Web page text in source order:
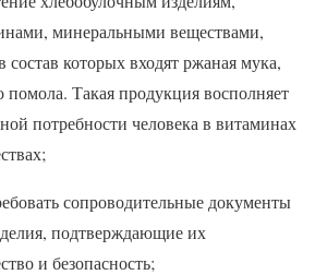
минеральными веществами,
которых входят ржаная мука,
помола. Такая продукция восполняет
потребности человека в витаминах
сопроводительные документы
подтверждающие их
и безопасность;